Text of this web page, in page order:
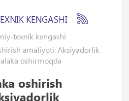
KENGASHI
texnik kengashi
amaliyoti: Aksiyadorlik
oshirmoqda
oshirish